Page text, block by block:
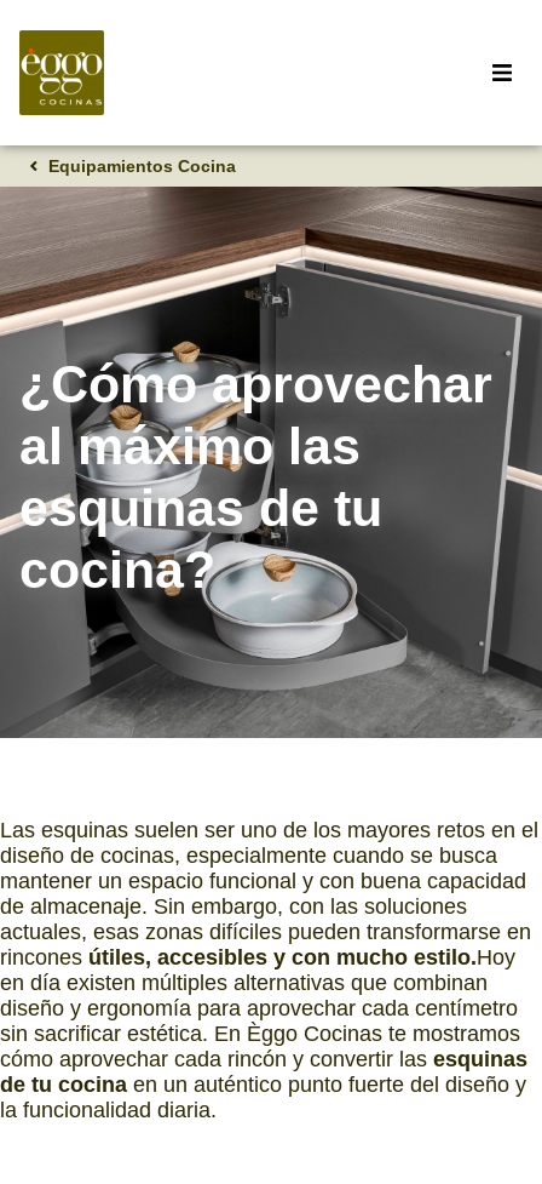
Equipamientos Cocina
¿Cómo aprovechar
al máximo las
esquinas de tu
cocina?
Las esquinas suelen ser uno de los mayores retos en el
diseño de cocinas, especialmente cuando se busca
mantener un espacio funcional y con buena capacidad
de almacenaje. Sin embargo, con las soluciones
actuales, esas zonas difíciles pueden transformarse en
rincones útiles, accesibles y con mucho estilo.Hoy
en día existen múltiples alternativas que combinan
diseño y ergonomía para aprovechar cada centímetro
sin sacrificar estética. En Èggo Cocinas te mostramos
cómo aprovechar cada rincón y convertir las esquinas
de tu cocina en un auténtico punto fuerte del diseño y
la funcionalidad diaria.